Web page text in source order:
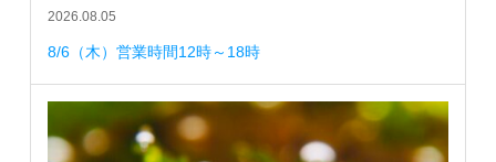
2026.08.05
8/6（木）営業時間12時～18時